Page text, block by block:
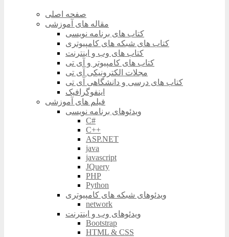
صفحه اصلی
مقاله های آموزشی
کتاب های برنامه نویسی
کتاب های شبکه های کامپیوتری
کتاب های وب و اینترنت
کتاب های کامپیوتر و آی تی
مجلات الکترونیکی آی تی
کتاب های درسی و دانشگاهی آی تی
اینفوگرافیک
فیلم های آموزشی
ویدئوهای برنامه نویسی
C#
C++
ASP.NET
java
javascript
JQuery
PHP
Python
ویدئوهای شبکه های کامپیوتری
network
ویدئوهای وب و اینترنت
Bootstrap
HTML & CSS